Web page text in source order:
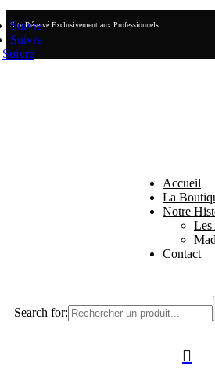
Site Réservé Exclusivement aux Professionnels
Suivre
Suivre
Suivre
Accueil
La
Notre
Les
Contact
Search for:
